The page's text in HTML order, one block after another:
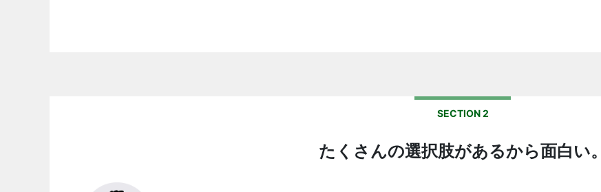
SECTION 2
たくさんの選択肢があるから面白い。